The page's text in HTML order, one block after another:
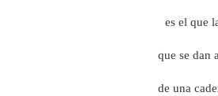
es el que
que se dan
de una